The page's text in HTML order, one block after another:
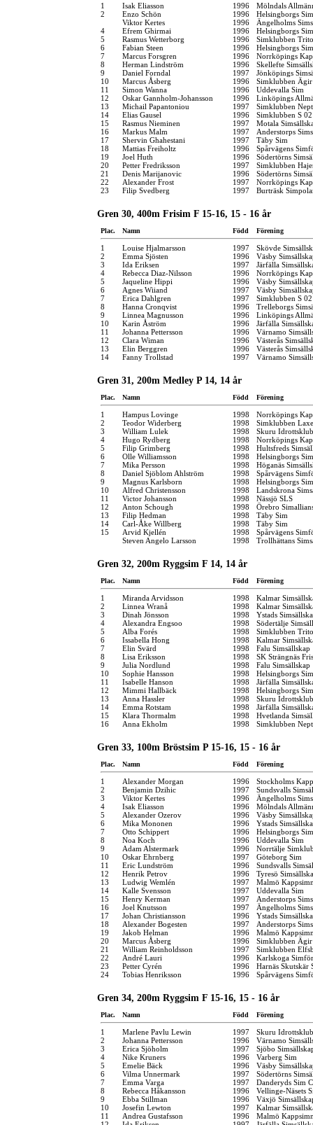
1 Isak Eliasson 1996
Mölndals
2
Enzo Schön 1996
Helsingborgs
Viktor Kertes
1996
Ängelholms
4
Efrem Ghirmai 1996
Helsingborgs
5
Rasmus Wetterborg 1996
Simklubben
6
Fabian Steen 1996
Helsingborgs
7
Marcus Forsgren 1996
Norrköpings
8
Herman Lindström 1996
Skellefte
9
Daniel Forndal 1997
Jönköpings
10
Marcus Åsberg 1996
Simklubben Ägir
11
Simon Wanna 1996
Uddevalla Sim
12
Oskar Gannholm-Johansson 1996
Linköpings
13
Michail Papantoniou 1997
Simklubben
14
Elias Gausel 1996
Simklubben S 02
15
Rasmus Nieminen 1997
Motala
16
Markus Malm 1997
Anderstorps
17
Shervin Ghahestani 1997
Täby Sim
18
Mattias Freiholtz 1996
Spårvägens
19
Joel Huth 1996
Södertörns
20
Petter Fredriksson 1997
Simklubben
21
Denis Marijanovic 1996
Södertörns
22
Alexander Frost 1997
Norrköpings
23
Filip Svedberg 1997 Burträsk
Gren 30, 400m Frisim F 15-16, 15 - 16 år
Plac. Namn Född Förening
1 Louise Hjalmarsson 1997
Skövde
2
Emma Sjösten 1996
Väsby
3
Ida Eriksen 1997
Järfälla
4
Rebecca Diaz-Nilsson 1996
Norrköpings
5
Jaqueline Hippi 1996
Väsby
6
Agnes Wiiand 1997
Väsby
7
Erica Dahlgren 1997
Simklubben S 02
8
Hanna Cronqvist 1996
Trelleborgs
9
Linnea Magnusson 1996
Linköpings
10
Karin Åström 1996
Järfälla
11
Johanna Pettersson 1996
Värnamo
12
Clara Wiman 1996
Västerås
13
Elin Berggren 1996
Västerås
14
Fanny Trollstad 1997 Värnamo
Gren 31, 200m Medley P 14, 14 år
Plac. Namn Född Förening
1 Hampus Lovinge 1998
Norrköpings
2
Teodor Widerberg 1998
Simklubben
3
William Lulek 1998
Skuru
4
Hugo Rydberg 1998
Norrköpings
5
Filip Grimberg 1998
Hultsfreds
6
Olle Williamsson 1998
Helsingborgs
7
Mika Persson 1998
Höganäs
8
Daniel Sjöblom Ahlström 1998
Spårvägens
9
Magnus Karlsborn 1998
Helsingborgs
10
Alfred Christensson 1998
Landskrona
11
Victor Johansson 1998
Nässjö SLS
12
Anton Schough 1998
Örebro
13
Filip Hedman 1998
Täby Sim
14
Carl-Åke Willberg 1998
Täby Sim
15
Arvid Kjellén 1998
Spårvägens
Steven Angelo Larsson
1998 Trollhättans
Gren 32, 200m Ryggsim F 14, 14 år
Plac. Namn Född Förening
1 Miranda Arvidsson 1998
Kalmar
2
Linnea Wranå 1998
Kalmar
3
Dinah Jönsson 1998
Ystads
4
Alexandra Engsoo 1998
Södertälje
5
Alba Forés 1998
Simklubben
6
Issabella Hong 1998
Kalmar
7
Elin Svärd 1998
Falu Simsällskap
8
Lisa Eriksson 1998
SK Strängnäs
9
Julia Nordlund 1998
Falu Simsällskap
10
Sophie Hansson 1998
Helsingborgs
11
Isabelle Hanson 1998
Järfälla
12
Mimmi Hallbäck 1998
Helsingborgs
13
Anna Hassler 1998
Skuru
14
Emma Rotstam 1998
Järfälla
15
Klara Thormalm 1998
Hvetlanda
16
Anna Ekholm 1998 Simklubben
Gren 33, 100m Bröstsim P 15-16, 15 - 16 år
Plac. Namn Född Förening
1 Alexander Morgan 1996
Stockholms
2
Benjamin Dzihic 1997
Sundsvalls
3
Viktor Kertes 1996
Ängelholms
4
Isak Eliasson 1996
Mölndals
5
Alexander Ozerov 1996
Väsby
6
Mika Mononen 1996
Ystads
7
Otto Schippert 1996
Helsingborgs
8
Noa Koch 1996
Uddevalla Sim
9
Adam Alstermark 1996
Norrtälje
10
Oskar Ehrnberg 1997
Göteborg Sim
11
Eric Lundström 1996
Sundsvalls
12
Henrik Petrov 1996
Tyresö
13
Ludwig Wemlén 1997
Malmö
14
Kalle Svensson 1997
Uddevalla Sim
15
Henry Kerman 1997
Anderstorps
16
Joel Knutsson 1997
Ängelholms
17
Johan Christiansson 1996
Ystads
18
Alexander Bogesten 1997
Anderstorps
19
Jakob Helman 1996
Malmö
20
Marcus Åsberg 1996
Simklubben Ägir
21
William Reinholdsson 1997
Simklubben
22
André Lauri 1996
Karlskoga
23
Petter Cyrén 1996
Harnäs Skutskär
24
Tobias Henriksson 1996 Spårvägens
Gren 34, 200m Ryggsim F 15-16, 15 - 16 år
Plac. Namn Född Förening
1 Marlene Pavlu Lewin 1997
Skuru
2
Johanna Pettersson 1996
Värnamo
3
Erica Sjöholm 1997
Sjöbo
4
Nike Kruners 1996
Varberg Sim
5
Emelie Bäck 1996
Väsby
6
Vilma Unnermark 1997
Södertörns
7
Emma Varga 1997
Danderyds Sim
8
Rebecca Håkansson 1996
Vellinge-Näsets
9
Ebba Stillman 1996
Växjö
10
Josefin Lewton 1997
Kalmar
11
Andrea Gustafsson 1996
Malmö